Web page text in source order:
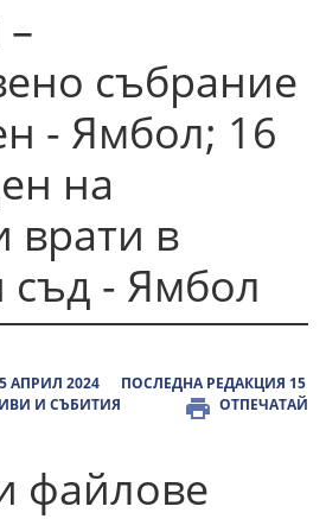
събрание
- Ямбол; 16
на
врати в
- Ямбол
АПРИЛ 2024
ПОСЛЕДНА РЕДАКЦИЯ 15
И СЪБИТИЯ ОТПЕЧАТАЙ
файлове